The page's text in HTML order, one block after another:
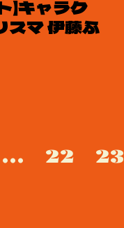
キャラク
マ 伊藤ふ
... 22 23